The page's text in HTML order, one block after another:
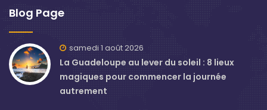
Blog Page
samedi 1 août 2026
La Guadeloupe au lever du soleil : 8 lieux
magiques pour commencer la journée
autrement